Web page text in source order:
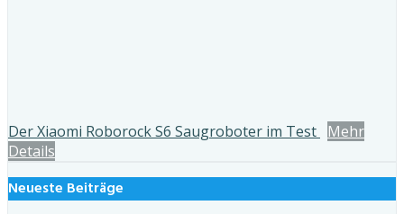
Der Xiaomi Roborock S6 Saugroboter im Test Mehr
Details
Neueste Beiträge